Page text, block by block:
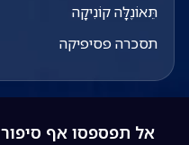
תֵּאוֹנֶלָּה קוֹנִיקָה
תסכרה פסיפיקה
אל תפספסו אף סיפור